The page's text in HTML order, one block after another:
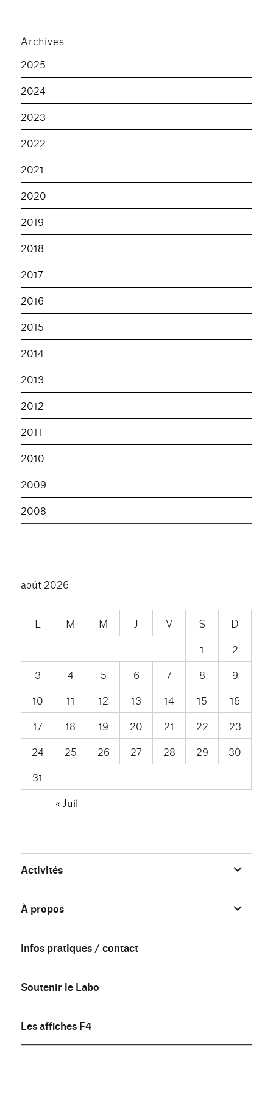
Archives
2025
2024
2023
2022
2021
2020
2019
2018
2017
2016
2015
2014
2013
2012
2011
2010
2009
2008
août 2026
L M M J V S
D
1
2
3
4 5 6 7 8
9
10
11 12 13 14 15
16
17
18 19 20 21 22
23
24
25 26 27 28 29
30
31
« Juil
Activités ouvrir
le
sous-
menu
À propos
ouvrir
le
sous-
menu
Infos pratiques / contact
Soutenir le Labo
Les affiches F4